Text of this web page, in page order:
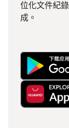
位化文件紀
成。